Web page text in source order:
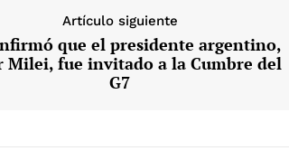
Artículo siguiente
que el presidente argentino,
Milei, fue invitado a la Cumbre del
G7